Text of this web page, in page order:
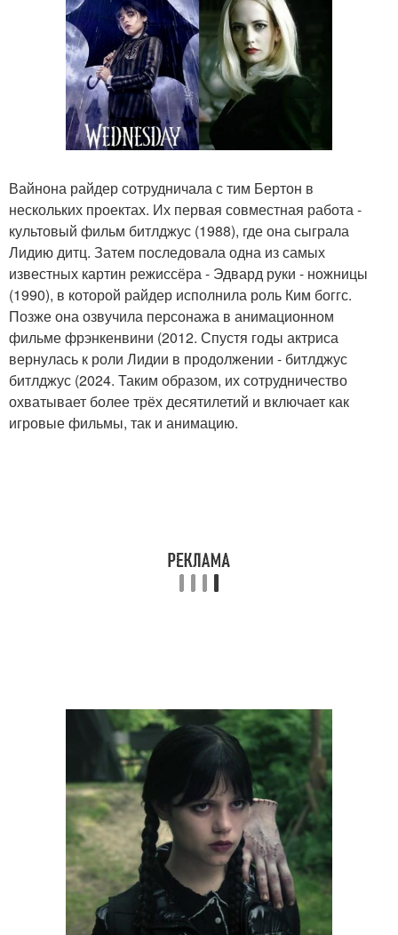
Вайнона райдер сотрудничала с тим Бертон в
нескольких проектах. Их первая совместная работа -
культовый фильм битлджус (1988), где она сыграла
Лидию дитц. Затем последовала одна из самых
известных картин режиссёра - Эдвард руки - ножницы
(1990), в которой райдер исполнила роль Ким боггс.
Позже она озвучила персонажа в анимационном
фильме фрэнкенвини (2012. Спустя годы актриса
вернулась к роли Лидии в продолжении - битлджус
битлджус (2024. Таким образом, их сотрудничество
охватывает более трёх десятилетий и включает как
игровые фильмы, так и анимацию.